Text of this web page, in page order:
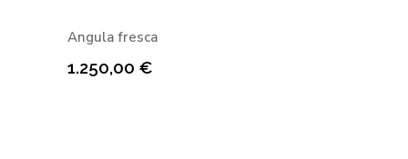
Angula fresca
1.250,00 €